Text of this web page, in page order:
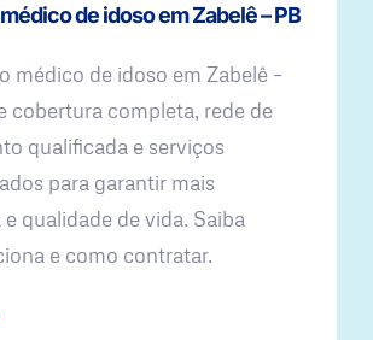
de idoso em Zabelê – PB
médico de idoso em Zabelê –
cobertura completa, rede de
qualificada e serviços
para garantir mais
qualidade de vida. Saiba
e como contratar.